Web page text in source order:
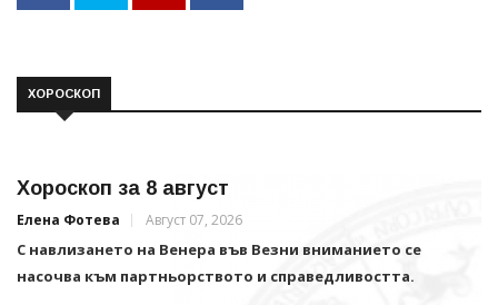
ХОРОСКОП
Хороскоп за 8 август
Елена Фотева Август 07, 2026
С навлизането на Венера във Везни вниманието се
насочва към партньорството и справедливостта.